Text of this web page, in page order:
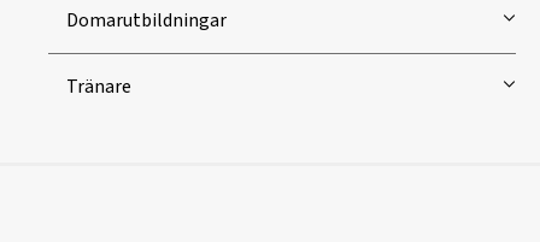
Domarutbildningar
Tränare